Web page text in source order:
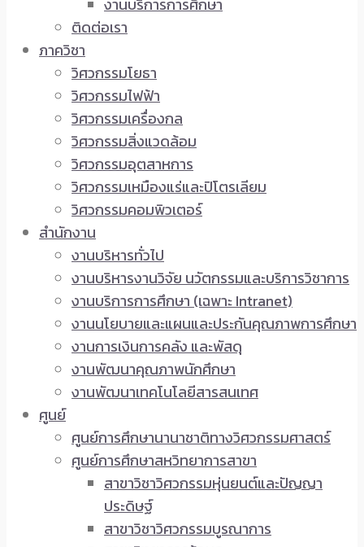
งานบริการการศึกษา
ติดต่อเรา
ภาควิชา
วิศวกรรมโยธา
วิศวกรรมไฟฟ้า
วิศวกรรมเครื่องกล
วิศวกรรมสิ่งแวดล้อม
วิศวกรรมอุตสาหการ
วิศวกรรมเหมืองแร่และปิโตรเลียม
วิศวกรรมคอมพิวเตอร์
สำนักงาน
งานบริหารทั่วไป
งานบริหารงานวิจัย นวัตกรรมและบริการวิชาการ
งานบริการการศึกษา (เฉพาะ Intranet)
งานนโยบายและแผนและประกันคุณภาพการศึกษา
งานการเงินการคลัง และพัสดุ
งานพัฒนาคุณภาพนักศึกษา
งานพัฒนาเทคโนโลยีสารสนเทศ
ศูนย์
ศูนย์การศึกษานานาชาติทางวิศวกรรมศาสตร์
ศูนย์การศึกษาสหวิทยาการสาขา
สาขาวิชาวิศวกรรมหุ่นยนต์และปัญญา
ประดิษฐ์
สาขาวิชาวิศวกรรมบูรณาการ